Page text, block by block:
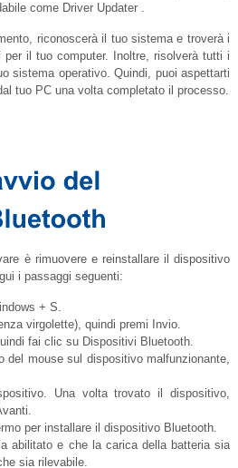
come Driver Updater .
riconoscerà il tuo sistema e troverà i
il tuo computer. Inoltre, risolverà tutti i
sistema operativo. Quindi, puoi aspettarti
tuo PC una volta completato il processo.
è rimuovere e reinstallare il dispositivo
i passaggi seguenti:
+ S.
virgolette), quindi premi Invio.
fai clic su Dispositivi Bluetooth.
del mouse sul dispositivo malfunzionante,
Una volta trovato il dispositivo,
per installare il dispositivo Bluetooth.
abilitato e che la carica della batteria sia
sia rilevabile.